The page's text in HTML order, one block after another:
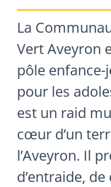
La
Vert Aveyron
pôle enfance-
pour les
est un raid
cœur d’un
l’Aveyron. Il
d’entraide,